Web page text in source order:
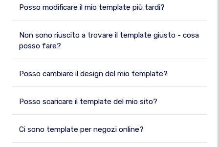
Posso modificare il mio template più tardi?
Non sono riuscito a trovare il template giusto - cosa
posso fare?
Posso cambiare il design del mio template?
Posso scaricare il template del mio sito?
Ci sono template per negozi online?